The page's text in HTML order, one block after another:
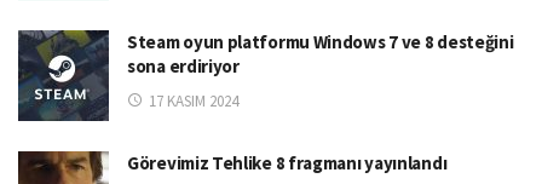
Steam oyun platformu Windows 7 ve 8 desteğini
sona erdiriyor
17 KASIM 2024
Görevimiz Tehlike 8 fragmanı yayınlandı